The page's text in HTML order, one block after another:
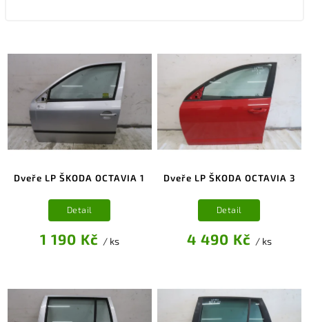
Dveře LP ŠKODA OCTAVIA 1
1 190 Kč / ks
Detail
Dveře LP ŠKODA OCTAVIA 3
4 490 Kč / ks
Detail